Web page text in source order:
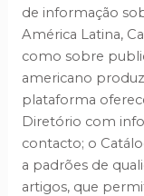
de informação
América Latina,
como sobre
americano
plataforma
Diretório com
contacto; o
a padrões de
artigos, que